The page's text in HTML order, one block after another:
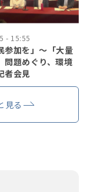
- 15:55
参加を」〜「大量
問題めぐり、環境
者会見
見る